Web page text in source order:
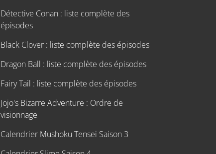
Détective Conan : liste complète des
épisodes
Black Clover : liste complète des épisodes
Dragon Ball : liste complète des épisodes
Fairy Tail : liste complète des épisodes
Jojo's Bizarre Adventure : Ordre de
visionnage
Calendrier Mushoku Tensei Saison 3